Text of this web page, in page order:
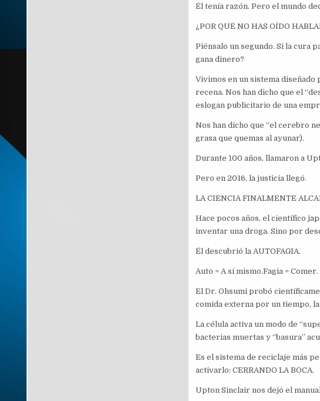
Él tenía razón. Pero el mundo
¿POR QUÉ NO HAS OÍDO
Piénsalo un segundo. Si la cura
gana dinero?
Vivimos en un sistema diseñado
recena. Nos han dicho que el
eslogan publicitario de una
Nos han dicho que “el cerebro
grasa que quemas al ayunar).
Durante 100 años, llamaron a
Pero en 2016, la justicia llegó.
LA CIENCIA FINALMENTE
Hace pocos años, el científico
inventar una droga. Sino por
Él descubrió la AUTOFAGIA.
Auto = A sí mismo.Fagia = Comer.
El Dr. Ohsumi probó
comida externa por un tiempo,
La célula activa un modo de
bacterias muertas y “basura”
Es el sistema de reciclaje más
activarlo: CERRANDO LA BOCA.
Upton Sinclair nos dejó el